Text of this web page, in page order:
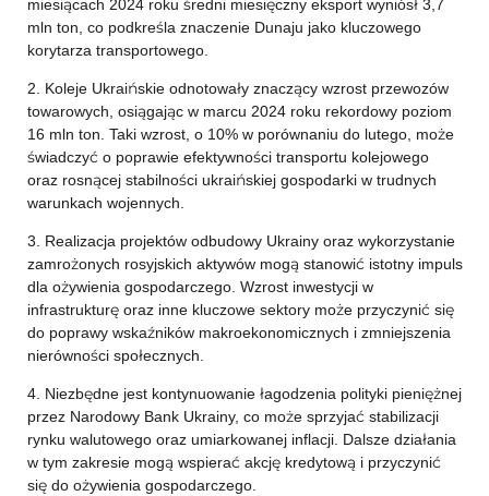
miesiącach 2024 roku średni miesięczny eksport wyniósł 3,7
mln ton, co podkreśla znaczenie Dunaju jako kluczowego
korytarza transportowego.
2. Koleje Ukraińskie odnotowały znaczący wzrost przewozów
towarowych, osiągając w marcu 2024 roku rekordowy poziom
16 mln ton. Taki wzrost, o 10% w porównaniu do lutego, może
świadczyć o poprawie efektywności transportu kolejowego
oraz rosnącej stabilności ukraińskiej gospodarki w trudnych
warunkach wojennych.
3. Realizacja projektów odbudowy Ukrainy oraz wykorzystanie
zamrożonych rosyjskich aktywów mogą stanowić istotny impuls
dla ożywienia gospodarczego. Wzrost inwestycji w
infrastrukturę oraz inne kluczowe sektory może przyczynić się
do poprawy wskaźników makroekonomicznych i zmniejszenia
nierówności społecznych.
4. Niezbędne jest kontynuowanie łagodzenia polityki pieniężnej
przez Narodowy Bank Ukrainy, co może sprzyjać stabilizacji
rynku walutowego oraz umiarkowanej inflacji. Dalsze działania
w tym zakresie mogą wspierać akcję kredytową i przyczynić
się do ożywienia gospodarczego.